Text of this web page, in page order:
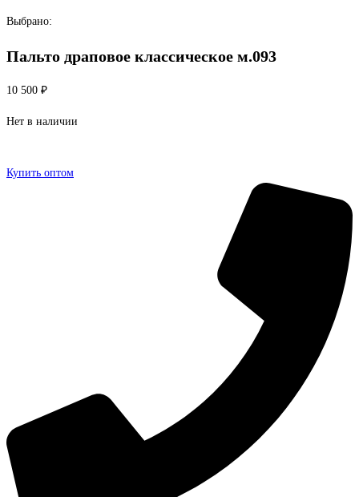
Перейти
содержимому
Выбрано:
Пальто драповое классическое м.093
10 500 ₽
Нет в наличии
Купить оптом